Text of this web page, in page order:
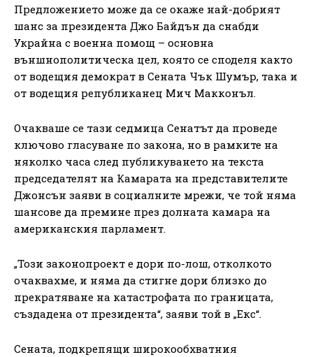
Предложението може да се окаже най-добрият
шанс за президента Джо Байдън да снабди
Украйна с военна помощ – основна
външнополитическа цел, която се споделя както
от водещия демократ в Сената Чък Шумър, така и
от водещия републиканец Мич Макконъл.
Очакваше се тази седмица Сенатът да проведе
ключово гласуване по закона, но в рамките на
няколко часа след публикуването на текста
председателят на Камарата на представителите
Джонсън заяви в социалните мрежи, че той няма
шансове да премине през долната камара на
американския парламент.
„Този законопроект е дори по-лош, отколкото
очаквахме, и няма да стигне дори близко до
прекратяване на катастрофата по границата,
създадена от президента“, заяви той в „Екс“.
Сената, подкрепящи широкообхватния